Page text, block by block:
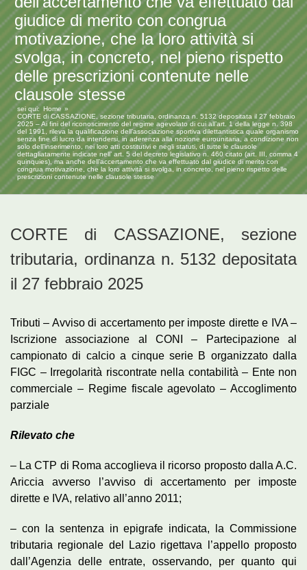
giudice di merito con congrua
motivazione, che la loro attività si
svolga, in concreto, nel pieno rispetto
delle prescrizioni contenute nelle
clausole stesse
sei qui:
Home
CORTE di CASSAZIONE, sezione tributaria, ordinanza n. 5132 depositata il 27 febbraio
2025 – Ai fini del riconoscimento del regime agevolato di cui all’art. 1 della legge n. 398
del 1991, rileva la qualificazione dell’associazione sportiva dilettantistica quale organismo
senza fine di lucro da intendersi, in aderenza alla nozione eurounitaria, a condizione non
solo dell’inserimento, nei loro atti costitutivi e negli statuti, di tutte le clausole
dettagliatamente indicate nell’ art. 5 del decreto legislativo n. 460 citato (art. III, comma 4
quinquies), ma anche dell’accertamento che va effettuato dal giudice di merito con
congrua motivazione, che la loro attività si svolga, in concreto, nel pieno rispetto delle
prescrizioni contenute nelle clausole stesse
CORTE di CASSAZIONE, sezione
tributaria, ordinanza n. 5132 depositata
il 27 febbraio 2025
Tributi – Avviso di accertamento per imposte dirette e IVA –
Iscrizione associazione al CONI – Partecipazione al
campionato di calcio a cinque serie B organizzato dalla
FIGC – Irregolarità riscontrate nella contabilità – Ente non
commerciale – Regime fiscale agevolato – Accoglimento
parziale
Rilevato che
– La CTP di Roma accoglieva il ricorso proposto dalla A.C.
Ariccia avverso l’avviso di accertamento per imposte
dirette e IVA, relativo all’anno 2011;
– con la sentenza in epigrafe indicata, la Commissione
tributaria regionale del Lazio rigettava l’appello proposto
dall’Agenzia delle entrate, osservando, per quanto qui